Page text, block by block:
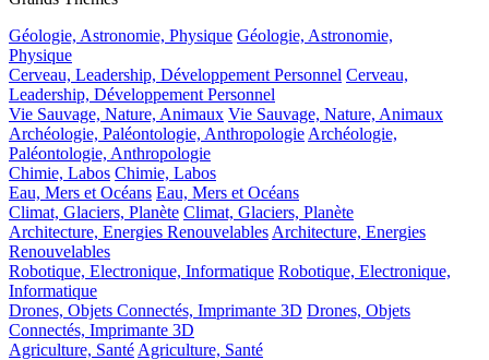
Géologie, Astronomie, Physique Géologie, Astronomie,
Physique
Cerveau, Leadership, Développement Personnel Cerveau,
Leadership, Développement Personnel
Vie Sauvage, Nature, Animaux Vie Sauvage, Nature, Animaux
Archéologie, Paléontologie, Anthropologie Archéologie,
Paléontologie, Anthropologie
Chimie, Labos Chimie, Labos
Eau, Mers et Océans Eau, Mers et Océans
Climat, Glaciers, Planète Climat, Glaciers, Planète
Architecture, Energies Renouvelables Architecture, Energies
Renouvelables
Robotique, Electronique, Informatique Robotique, Electronique,
Informatique
Drones, Objets Connectés, Imprimante 3D Drones, Objets
Connectés, Imprimante 3D
Agriculture, Santé Agriculture, Santé